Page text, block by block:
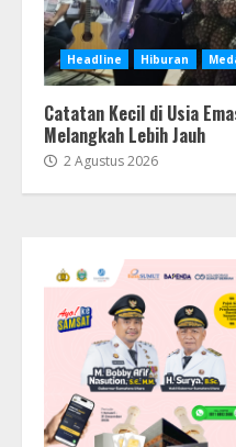
Headline Hiburan
Catatan Kecil di Usia
Melangkah Lebih Jauh
2 Agustus 2026